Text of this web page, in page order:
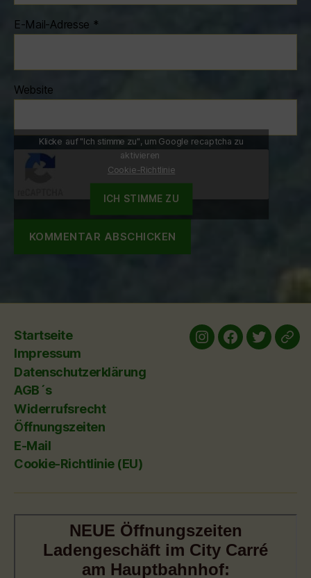
E-Mail-Adresse *
Website
Klicke auf "Ich stimme zu", um Google recaptcha zu
aktivieren
Cookie-Richtlinie
ICH STIMME ZU
Startseite
Impressum
Datenschutzerklärung
AGB´s
Widerrufsrecht
Öffnungszeiten
E-Mail
Cookie-Richtlinie (EU)
InstagramFacebook
twitter